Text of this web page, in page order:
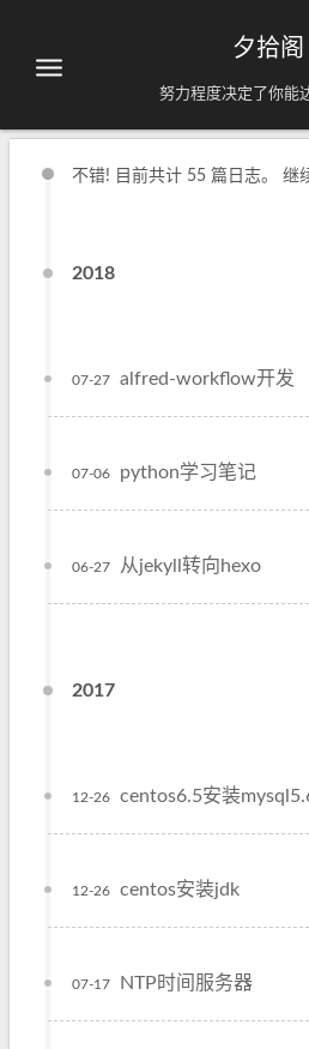
夕拾阁
努力程度决定了你能
不错! 目前共计 55 篇日志。 继
2018
alfred-workflow开发
07-27
python学习笔记
07-06
从jekyll转向hexo
06-27
2017
centos6.5安装
12-26
centos安装jdk
12-26
NTP时间服务器
07-17